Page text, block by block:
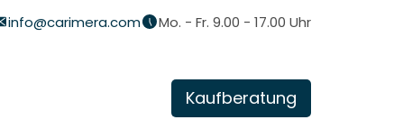
info@carimera.com Mo. - Fr. 9.00 - 17.00 Uhr
Kaufberatung